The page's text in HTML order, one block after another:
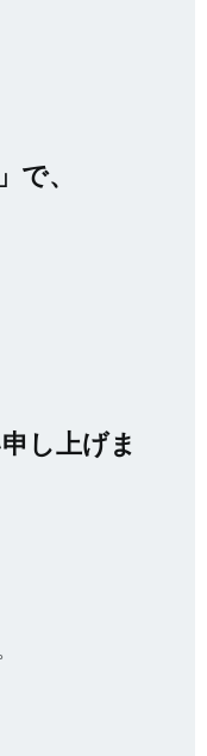
で、
し上げま